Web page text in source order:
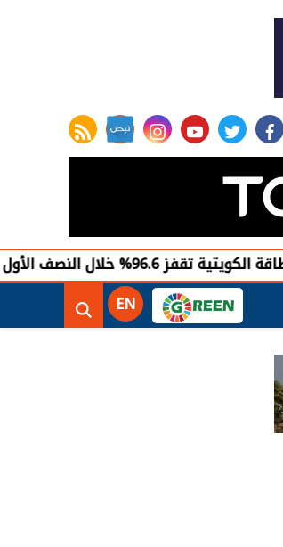
facebook
twitter
youtube
instagram
rss feed
من 2026
EN